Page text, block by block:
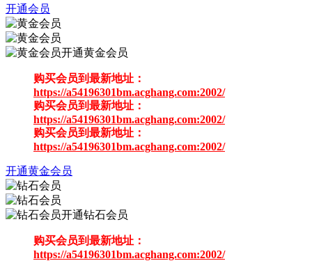
开通会员
开通黄金会员
购买会员到最新地址：
https://a54196301bm.acghang.com:2002/
购买会员到最新地址：
https://a54196301bm.acghang.com:2002/
购买会员到最新地址：
https://a54196301bm.acghang.com:2002/
开通黄金会员
开通钻石会员
购买会员到最新地址：
https://a54196301bm.acghang.com:2002/